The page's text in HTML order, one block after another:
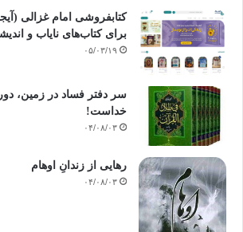
العمل إلى ضعفها وهوانها وركونها إلى غير شرع
وجه
خنازير العالم.
وناشد المقاومة الثبات والصمود والصبر على
العدوان، واصفًا إيَّاه بالضريبة التي تسري في جسد
والنصر
العاجل ثقةً بوعد الله.
————————————————-
فرضية الجهاد
کتابفروشی امام غزالی
برای کتاب‌های نایاب و
۰۵/۰۳/۱۹
سر دفتر فساد در زمین‌،
خداست‌!
۰۴/۰۸/۰۳
رهایی از زندانِ اوهام
۰۴/۰۸/۰۳